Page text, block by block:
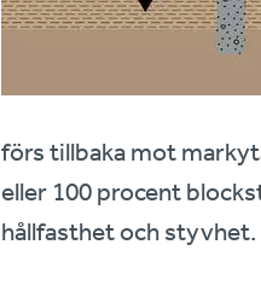
förs tillbaka mot
eller 100 procent
hållfasthet och styvhet.